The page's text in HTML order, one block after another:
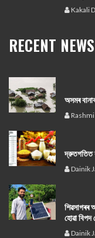
Kakali
RECENT NEWS
অসমৰ
Rashmi
দ্রুতগতিত
Dainik
শিৱসাগৰৰ
হোৱা বিপদ
Dainik